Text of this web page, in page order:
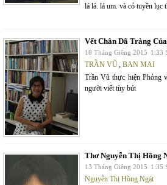
lá lá. lá um. và cỏ tuyền lục
Vết Chân Dã Tràng
18 Tháng Giêng 2015 1:33
TRẦN VŨ, BAN MAI
Trần Vũ thực hiện Phỏng
người viết tùy bút
Thơ Nguyễn Thị Hồng
13 Tháng Giêng 2015 1:35
Nguyễn Thị Hồng Ngát